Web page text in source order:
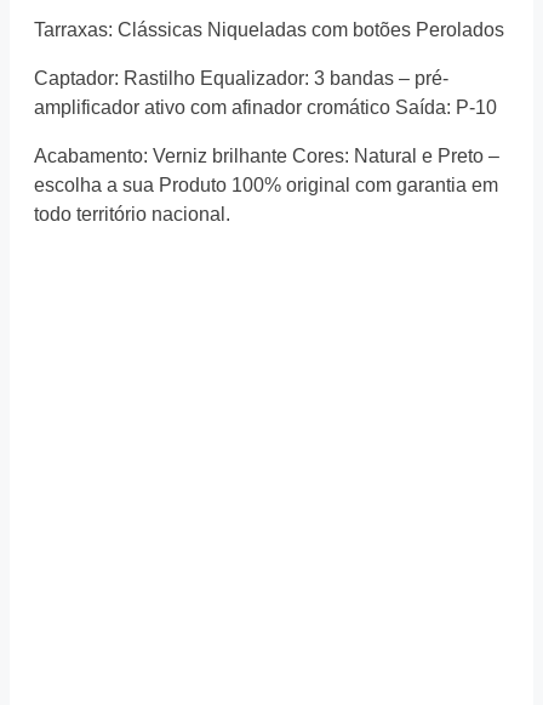
Tarraxas: Clássicas Niqueladas com botões Perolados
Captador: Rastilho Equalizador: 3 bandas – pré-
amplificador ativo com afinador cromático Saída: P-10
Acabamento: Verniz brilhante Cores: Natural e Preto –
escolha a sua Produto 100% original com garantia em
todo território nacional.